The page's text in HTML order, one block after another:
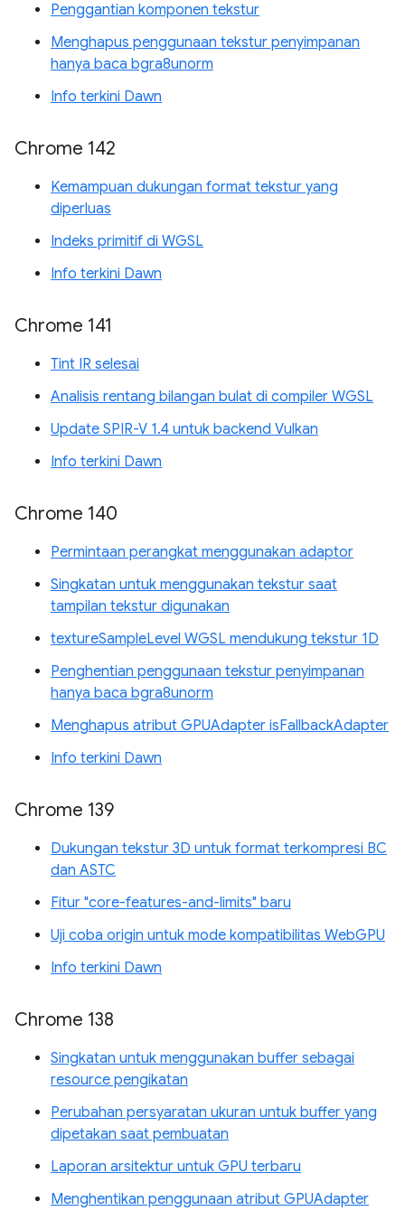
Penggantian komponen tekstur
Menghapus penggunaan tekstur penyimpanan
hanya baca bgra8unorm
Info terkini Dawn
Chrome 142
Kemampuan dukungan format tekstur yang
diperluas
Indeks primitif di WGSL
Info terkini Dawn
Chrome 141
Tint IR selesai
Analisis rentang bilangan bulat di compiler WGSL
Update SPIR-V 1.4 untuk backend Vulkan
Info terkini Dawn
Chrome 140
Permintaan perangkat menggunakan adaptor
Singkatan untuk menggunakan tekstur saat
tampilan tekstur digunakan
textureSampleLevel WGSL mendukung tekstur 1D
Penghentian penggunaan tekstur penyimpanan
hanya baca bgra8unorm
Menghapus atribut GPUAdapter isFallbackAdapter
Info terkini Dawn
Chrome 139
Dukungan tekstur 3D untuk format terkompresi BC
dan ASTC
Fitur "core-features-and-limits" baru
Uji coba origin untuk mode kompatibilitas WebGPU
Info terkini Dawn
Chrome 138
Singkatan untuk menggunakan buffer sebagai
resource pengikatan
Perubahan persyaratan ukuran untuk buffer yang
dipetakan saat pembuatan
Laporan arsitektur untuk GPU terbaru
Menghentikan penggunaan atribut GPUAdapter